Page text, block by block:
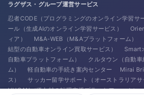
ラグザス・グループ運営サービス
忍者CODE（プログラミングのオンライン学習サ
ール（生成AIのオンライン学習サービス）
ィア）
M&A-WEB（M&Aプラットフォーム）
結型の自動車オンライン買取サービス）
Smart
自動車プラットフォーム）
クルタウン（自動
ム）
軽自動車の手続き案内センター
Mirai
ス）
サッカー留学サポート（オーストラリアサ
HUGAN（IT人材の転職支援プラットフォーム）